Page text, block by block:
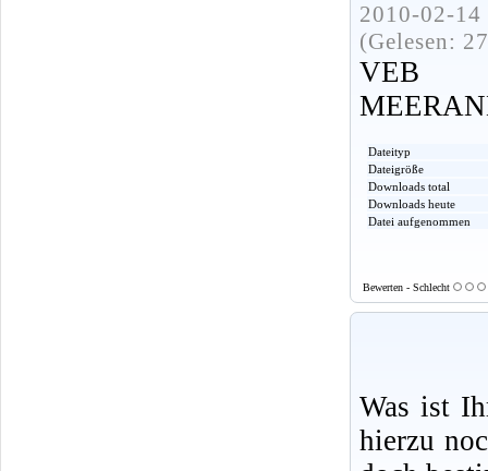
2010-02-
(Gelesen:
VEB
Dateityp
Dateigröße
Downloads total
Downloads heute
Datei aufgenommen
Bewerten - Schlecht
Was ist
hierzu